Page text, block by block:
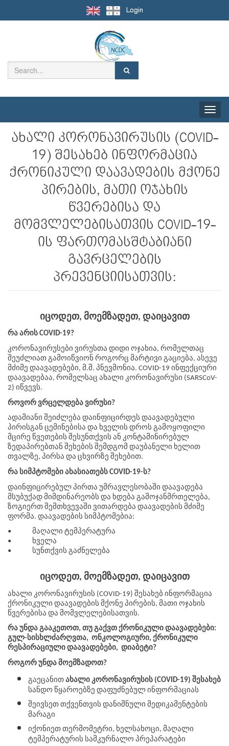
Login
Toggle
ახალი კორონავირუსის (COVID-
19) შესახებ ინფორმაცია
ქრონიკული დაავადების მქონე
პირების, მათი ოჯახის
წვერებისა და
მომვლელებისათვის COVID-19-
ის ფართომასშტაბიანი
გავრცელების
პრევენციისათვის:
იცოდეთ, მოემზადეთ, დაიცავით
რა არის COVID-19?
კორონავირუსები ვირუსთა დიდი ოჯახია, რომელთაც
შეუძლიათ გამოიწვიონ როგორც მარტივი გაციება, ასევე
მძიმე დაავადებები, მ.შ. პნევმონია. COVID-19 ინფექციური
დაავადებაა, რომელსაც ახალი კორონავირუსი (SARSCoV-
2) იწვევს.
როვორ ვრცელდება ვირუსი?
ადამიანი შეიძლება დაინფიცირდეს დაავადებული
პირისგან ცემინებისა და ხველის დროს გამოყოფილი
მცირე წვეთების შესუნთქვის ან კონტამინირებულ
ზედაპირებთან შეხების შემდგომ დაუბანელი ხელით
თვალზე, პირსა და ცხვირზე შეხებით.
რა სიმპტომები ახასიათებს COVID-19-ს?
დაინფიცირებულ პირთა უმრავლესობაში დაავადება
მსუბუქად მიმდინარეობს და ხდება გამოჯანმრთელება,
ზოგიერთ შემთხვევაში ვითარდება დაავადების მძიმე
ფორმა. დაავადების სიმპტომებია:
•
მაღალი ტემპერატურა
•
ხველა
•
სუნთქვის გაძნელება
იცოდეთ, მოემზადეთ, დაიცავით
ახალი კორონავირუსის (COVID-19) შესახებ ინფორმაცია
ქრონიკული დაავადების მქონე პირების, მათი ოჯახის
წვერებისა და მომვლელებისათვის.
რა უნდა გააკეთოთ, თუ გაქვთ ქრონიკული დაავადებები:
გულ-სისხლძარღვთა,  ონკოლოგიური, ქრონიკული
რესპირაციული დაავადებები,  დიაბეტი?
როგორ უნდა მოემზადოთ?
გაეცანით
სანდო წყაროებზე დაფუძნებულ ინფორმაციას
შეივსეთ თქვენთვის დანიშნული მედიკამენტების
მარაგი
იქონიეთ თერმომეტრი, ხელსახოცი, მაღალი
ტემპერატურის სამკურნალო პრეპარატები